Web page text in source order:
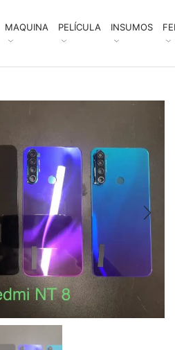
MAQUINA PELÍCULA INSUMOS